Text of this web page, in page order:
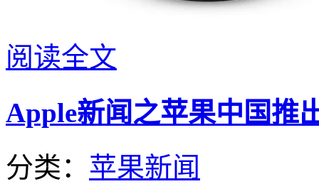
阅读全文
Apple新闻之苹果中国推
分类： 苹果新闻